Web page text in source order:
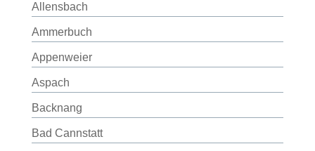
Allensbach
Ammerbuch
Appenweier
Aspach
Backnang
Bad Cannstatt